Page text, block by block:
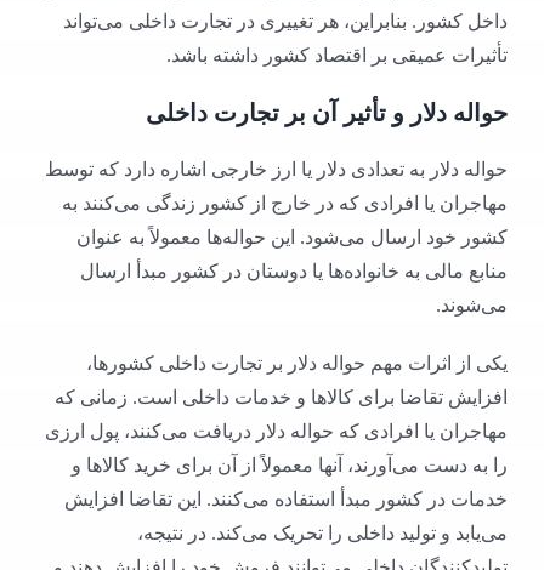
داخل کشور. بنابراین، هر تغییری در تجارت داخلی می‌تواند
تأثیرات عمیقی بر اقتصاد کشور داشته باشد.
حواله دلار و تأثیر آن بر تجارت داخلی
حواله دلار به تعدادی دلار یا ارز خارجی اشاره دارد که توسط
مهاجران یا افرادی که در خارج از کشور زندگی می‌کنند به
کشور خود ارسال می‌شود. این حواله‌ها معمولاً به عنوان
منابع مالی به خانواده‌ها یا دوستان در کشور مبدأ ارسال
می‌شوند.
یکی از اثرات مهم حواله دلار بر تجارت داخلی کشورها،
افزایش تقاضا برای کالاها و خدمات داخلی است. زمانی که
مهاجران یا افرادی که حواله دلار دریافت می‌کنند، پول ارزی
را به دست می‌آورند، آنها معمولاً از آن برای خرید کالاها و
خدمات در کشور مبدأ استفاده می‌کنند. این تقاضا افزایش
می‌یابد و تولید داخلی را تحریک می‌کند. در نتیجه،